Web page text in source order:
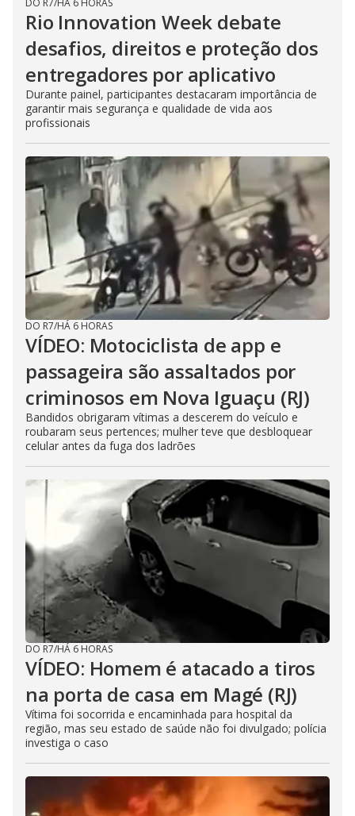
DO R7/HÁ 6 HORAS
Rio Innovation Week debate
desafios, direitos e proteção dos
entregadores por aplicativo
Durante painel, participantes destacaram importância de
garantir mais segurança e qualidade de vida aos
profissionais
DO R7/HÁ 6 HORAS
VÍDEO: Motociclista de app e
passageira são assaltados por
criminosos em Nova Iguaçu (RJ)
Bandidos obrigaram vítimas a descerem do veículo e
roubaram seus pertences; mulher teve que desbloquear
celular antes da fuga dos ladrões
DO R7/HÁ 6 HORAS
VÍDEO: Homem é atacado a tiros
na porta de casa em Magé (RJ)
Vítima foi socorrida e encaminhada para hospital da
região, mas seu estado de saúde não foi divulgado; polícia
investiga o caso